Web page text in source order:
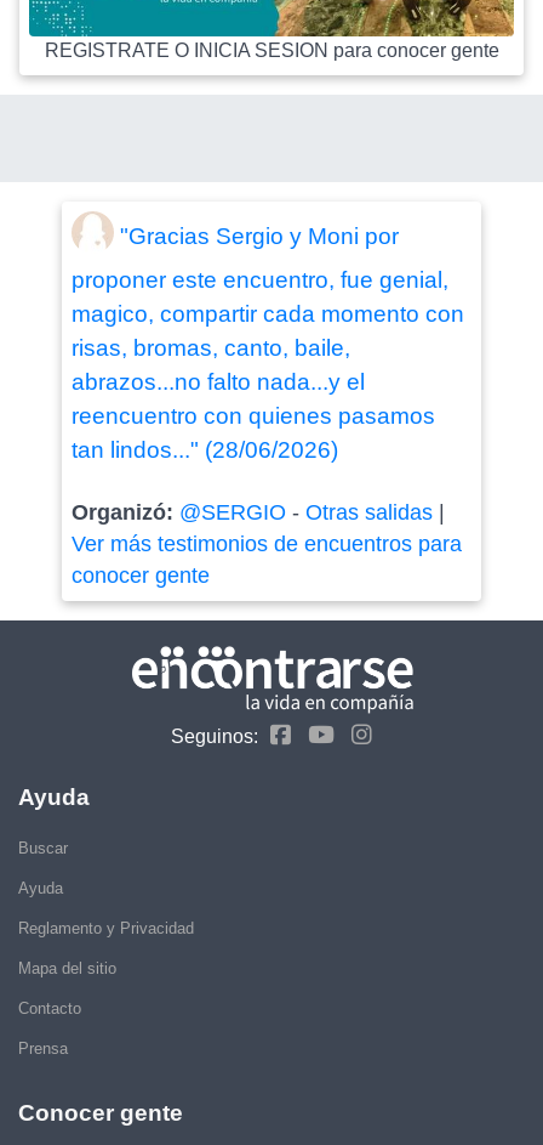
REGISTRATE O INICIA SESION para conocer gente
"Gracias Sergio y Moni por
proponer este encuentro, fue genial,
magico, compartir cada momento con
risas, bromas, canto, baile,
abrazos...no falto nada...y el
reencuentro con quienes pasamos
tan lindos..." (28/06/2026)
Organizó: @SERGIO - Otras salidas|
Ver más testimonios de encuentros para
conocer gente
Seguinos:
Ayuda
Buscar
Ayuda
Reglamento y Privacidad
Mapa del sitio
Contacto
Prensa
Conocer gente